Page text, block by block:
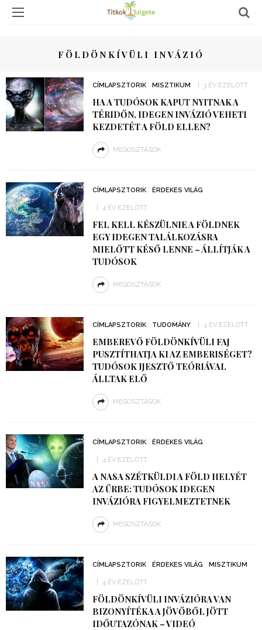
FÖLDÖNKÍVÜLI INVÁZIÓ
CÍMLAPSZTORIK MISZTIKUM 3 ÉV EZELŐTT
HA A TUDÓSOK KAPUT NYITNAK A
TÉRIDŐN, IDEGEN INVÁZIÓ VEHETI
KEZDETÉT A FÖLD ELLEN?
MEGOSZTÁSOK
CÍMLAPSZTORIK ÉRDEKES VILÁG
4 ÉV EZELŐTT
FEL KELL KÉSZÜLNIE A FÖLDNEK
EGY IDEGEN TALÁLKOZÁSRA
MIELŐTT KÉSŐ LENNE – ÁLLÍTJÁK A
TUDÓSOK
MEGOSZTÁSOK
CÍMLAPSZTORIK TUDOMÁNY 4 ÉV EZELŐTT
EMBEREVŐ FÖLDÖNKÍVÜLI FAJ
PUSZTÍTHATJA KI AZ EMBERISÉGET?
TUDÓSOK IJESZTŐ TEÓRIÁVAL
ÁLLTAK ELŐ
MEGOSZTÁSOK
CÍMLAPSZTORIK ÉRDEKES VILÁG
4 ÉV EZELŐTT
A NASA SZÉTKÜLDI A FÖLD HELYÉT
AZ ŰRBE: TUDÓSOK IDEGEN
INVÁZIÓRA FIGYELMEZTETNEK
MEGOSZTÁSOK
CÍMLAPSZTORIK ÉRDEKES VILÁG MISZTIKUM
4 ÉV EZELŐTT
FÖLDÖNKÍVÜLI INVÁZIÓRA VAN
BIZONYÍTÉKA A JÖVŐBŐL JÖTT
IDŐUTAZÓNAK – VIDEÓ